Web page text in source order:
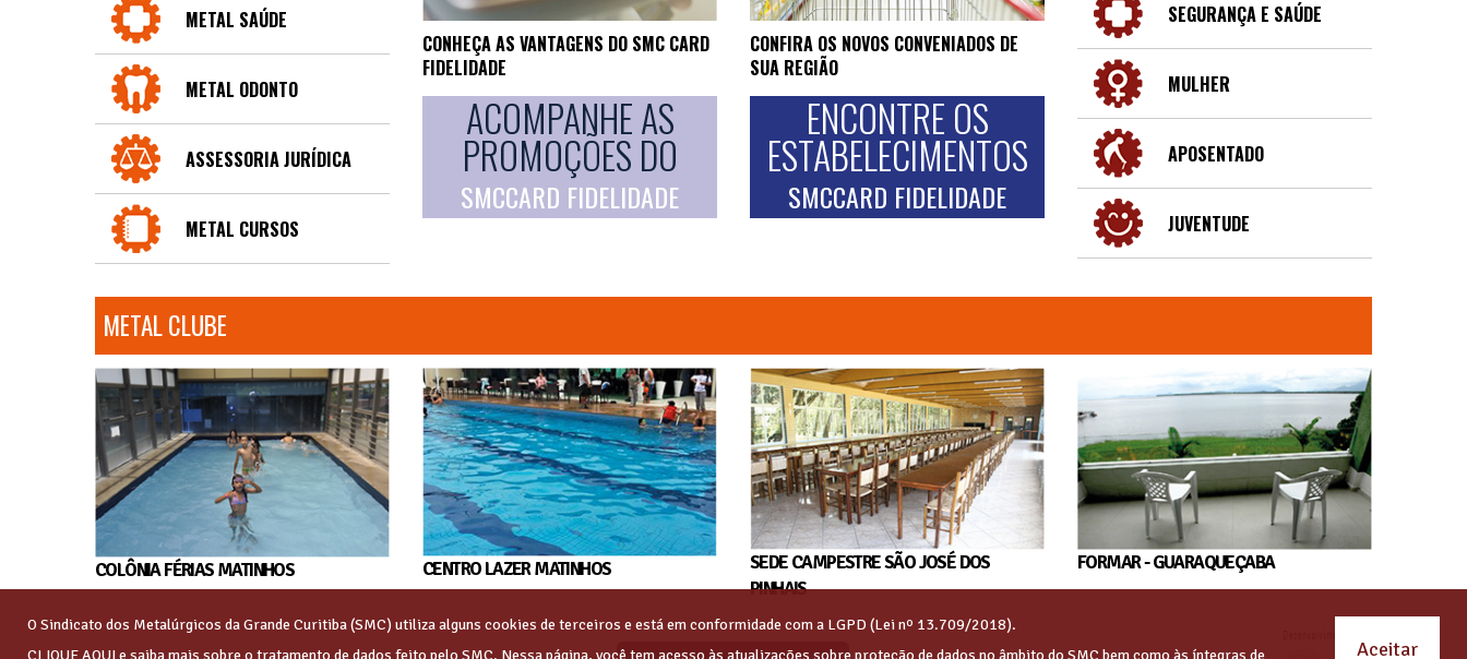
METAL SAÚDE
METAL ODONTO
ASSESSORIA JURÍDICA
METAL CURSOS
CONHEÇA AS VANTAGENS DO SMC CARD
FIDELIDADE
ACOMPANHE AS
PROMOÇÕES DO
SMCCARD FIDELIDADE
CONFIRA OS NOVOS CONVENIADOS DE
SUA REGIÃO
ENCONTRE OS
ESTABELECIMENTOS
SMCCARD FIDELIDADE
SEGURANÇA E SAÚDE
MULHER
APOSENTADO
JUVENTUDE
METAL CLUBE
COLÔNIA FÉRIAS MATINHOS CENTRO LAZER MATINHOS
SEDE CAMPESTRE SÃO JOSÉ DOS
PINHAIS
FORMAR - GUARAQUEÇABA
O Sindicato dos Metalúrgicos da Grande Curitiba (SMC) utiliza alguns cookies de terceiros e está em conformidade com a LGPD (Lei nº 13.709/2018).
CLIQUE AQUIe saiba mais sobre o tratamento de dados feito pelo SMC. Nessa página, você tem acesso às atualizações sobre proteção de dados no âmbito do SMC bem como às íntegras de Aceitar